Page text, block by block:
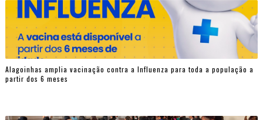
Alagoinhas amplia vacinação contra a Influenza para toda a população a
partir dos 6 meses